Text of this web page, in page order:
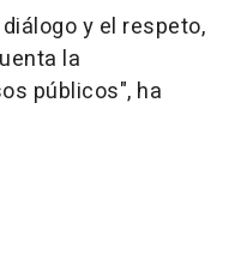
y el respeto,
la
públicos", ha